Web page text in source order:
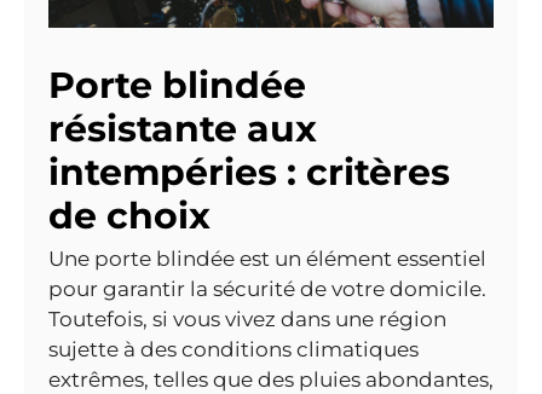
Porte blindée
résistante aux
intempéries : critères
de choix
Une porte blindée est un élément essentiel
pour garantir la sécurité de votre domicile.
Toutefois, si vous vivez dans une région
sujette à des conditions climatiques
extrêmes, telles que des pluies abondantes,